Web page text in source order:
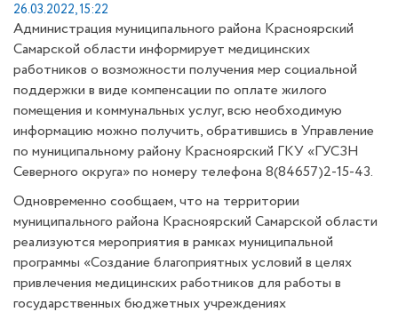
26.03.2022, 15:22
Администрация муниципального района Красноярский
Самарской области информирует медицинских
работников о возможности получения мер социальной
поддержки в виде компенсации по оплате жилого
помещения и коммунальных услуг, всю необходимую
информацию можно получить, обратившись в Управление
по муниципальному району Красноярский ГКУ «ГУСЗН
Северного округа» по номеру телефона 8(84657)2-15-43.
Одновременно сообщаем, что на территории
муниципального района Красноярский Самарской области
реализуются мероприятия в рамках муниципальной
программы «Создание благоприятных условий в целях
привлечения медицинских работников для работы в
государственных бюджетных учреждениях